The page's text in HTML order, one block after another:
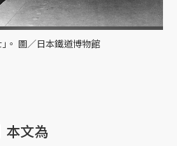
。 圖／日本鐵道博物館
文為